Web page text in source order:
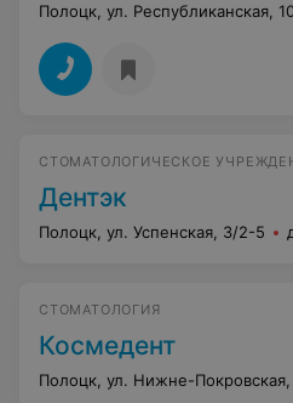
Полоцк, ул. Республиканская,
СТОМАТОЛОГИЧЕСКОЕ
Дентэк
Полоцк, ул. Успенская, 3/2-5
СТОМАТОЛОГИЯ
Космедент
Полоцк, ул. Нижне-Покровская,